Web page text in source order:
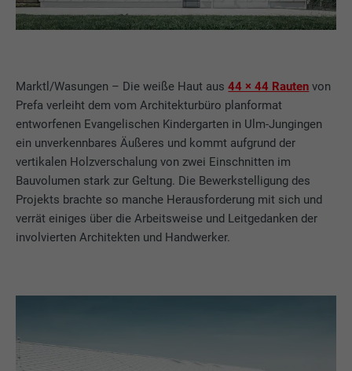
Marktl/Wasungen – Die weiße Haut aus44 × 44 Rauten von
Prefa verleiht dem vom Architekturbüro planformat
entworfenen Evangelischen Kindergarten in Ulm-Jungingen
ein unverkennbares Äußeres und kommt aufgrund der
vertikalen Holzverschalung von zwei Einschnitten im
Bauvolumen stark zur Geltung. Die Bewerkstelligung des
Projekts brachte so manche Herausforderung mit sich und
verrät einiges über die Arbeitsweise und Leitgedanken der
involvierten Architekten und Handwerker.